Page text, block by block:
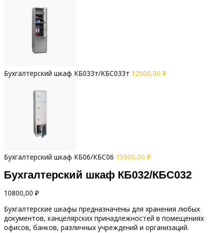
Бухгалтерский шкаф КБ033т/КБС033т 12500,00 ₽
Бухгалтерский шкаф КБ06/КБС06 15900,00 ₽
Бухгалтерский шкаф КБ032/КБС032
10800,00 ₽
Бухгалтерские шкафы предназначены для хранения любых
документов, канцелярских принадлежностей в помещениях
офисов, банков, различных учреждений и организаций.